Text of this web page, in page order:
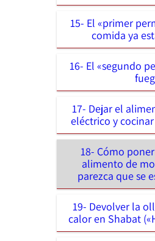
15- El «primer
comida ya
16- El «segundo
17- Dejar el
eléctrico y
18- Cómo
alimento de
parezca que se
19- Devolver la